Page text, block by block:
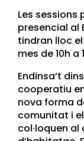
Les
presencial al
tindran lloc
mes de 10h a
Endinsa’t
cooperatiu
nova forma
comunitat i
col·loquen